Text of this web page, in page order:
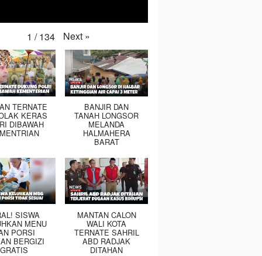
1 / 134 Next »
TERNATE
KERAS
DIBAWAH
BANJIR DAN
TANAH LONGSOR
MELANDA
HALMAHERA
BARAT
SISWA
MENU
PORSI
BERGIZI
GRATIS
MANTAN CALON
WALI KOTA
TERNATE SAHRIL
ABD RADJAK
DITAHAN